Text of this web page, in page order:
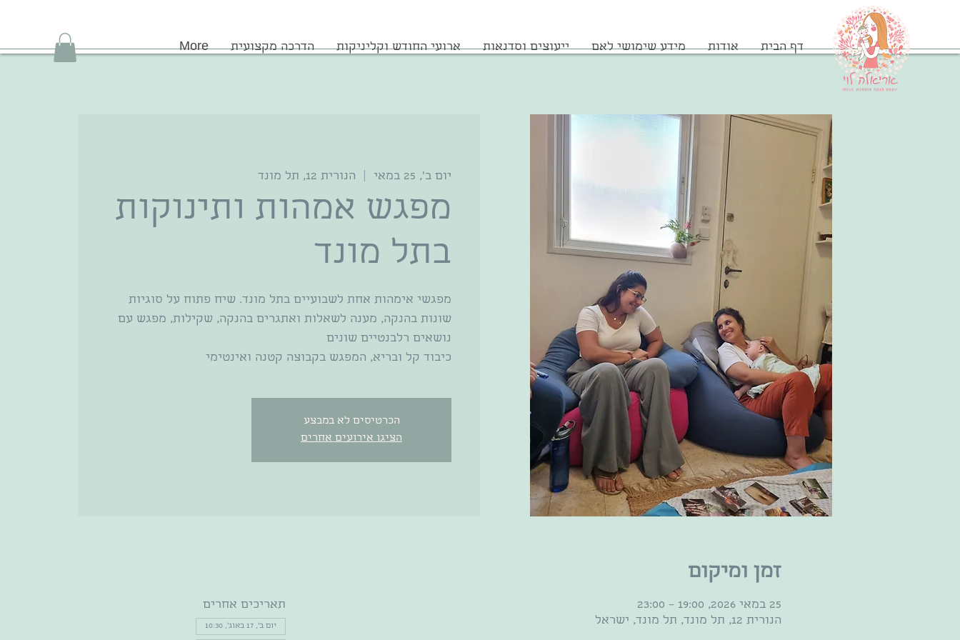
דף הבית אודות מידע שימושי לאם ייעוצים וסדנאות ארועי החודש וקליניקות הדרכה מקצועית More
יום ב׳, 25 במאי הנורית 12, תל מונד
מפגש אמהות ותינוקות
בתל מונד
מפגשי אימהות אחת לשבועיים בתל מונד. שיח פתוח על סוגיות
שונות בהנקה, מענה לשאלות ואתגרים בהנקה, שקילות, מפגש עם
כיבוד קל ובריא, המפגש בקבוצה קטנה ואינטימי
הכרטיסים לא במבצע
הציגו אירועים אחרים
זמן ומיקום
25 במאי 2026, 19:00 – 23:00
הנורית 12, תל מונד, תל מונד, ישראל
תאריכים אחרים
יום ב׳, 17 באוג׳, 10:30